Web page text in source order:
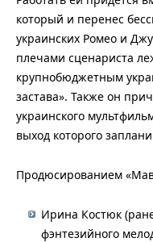
который и перенес
украинских Ромео и
плечами сценариста
крупнобюджетным
застава». Также он
украинского
выход которого
Продюсированием
Ирина Костюк
фэнтезийного